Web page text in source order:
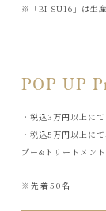
※「BI-SU16」は生
POP UP
・税込3万円以上に
・税込5万円以上に
プー&トリートメン
※先着50名